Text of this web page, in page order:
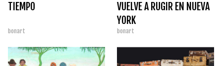
TIEMPO
bonart
VUELVE A RUGIR EN NUEVA
YORK
bonart